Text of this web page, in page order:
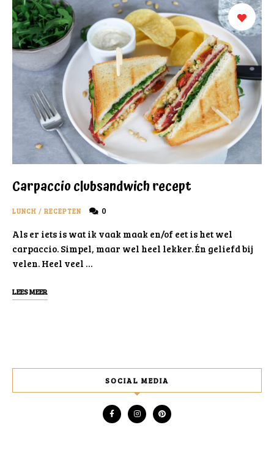
Carpaccio clubsandwich recept
LUNCH / RECEPTEN 0
Als er iets is wat ik vaak maak en/of eet is het wel
carpaccio. Simpel, maar wel heel lekker. Én geliefd bij
velen. Heel veel …
LEES MEER
SOCIAL MEDIA